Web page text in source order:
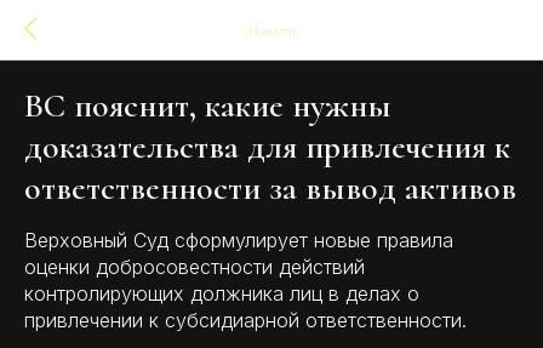
Новости
ВС пояснит, какие нужны
доказательства для привлечения к
ответственности за вывод активов
Верховный Суд сформулирует новые правила
оценки добросовестности действий
контролирующих должника лиц в делах о
привлечении к субсидиарной ответственности.